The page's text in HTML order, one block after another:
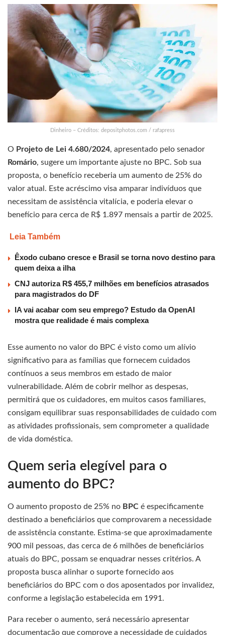
Dinheiro – Créditos: depositphotos.com / rafapress
O Projeto de Lei 4.680/2024, apresentado pelo senador
Romário, sugere um importante ajuste no BPC. Sob sua
proposta, o benefício receberia um aumento de 25% do
valor atual. Este acréscimo visa amparar indivíduos que
necessitam de assistência vitalícia, e poderia elevar o
benefício para cerca de R$ 1.897 mensais a partir de 2025.
Leia Também
Êxodo cubano cresce e Brasil se torna novo destino para
quem deixa a ilha
CNJ autoriza R$ 455,7 milhões em benefícios atrasados
para magistrados do DF
IA vai acabar com seu emprego? Estudo da OpenAI
mostra que realidade é mais complexa
Esse aumento no valor do BPC é visto como um alívio
significativo para as famílias que fornecem cuidados
contínuos a seus membros em estado de maior
vulnerabilidade. Além de cobrir melhor as despesas,
permitirá que os cuidadores, em muitos casos familiares,
consigam equilibrar suas responsabilidades de cuidado com
as atividades profissionais, sem comprometer a qualidade
de vida doméstica.
Quem seria elegível para o
aumento do BPC?
O aumento proposto de 25% no BPC é especificamente
destinado a beneficiários que comprovarem a necessidade
de assistência constante. Estima-se que aproximadamente
900 mil pessoas, das cerca de 6 milhões de beneficiários
atuais do BPC, possam se enquadrar nesses critérios. A
proposta busca alinhar o suporte fornecido aos
beneficiários do BPC com o dos aposentados por invalidez,
conforme a legislação estabelecida em 1991.
Para receber o aumento, será necessário apresentar
documentação que comprove a necessidade de cuidados